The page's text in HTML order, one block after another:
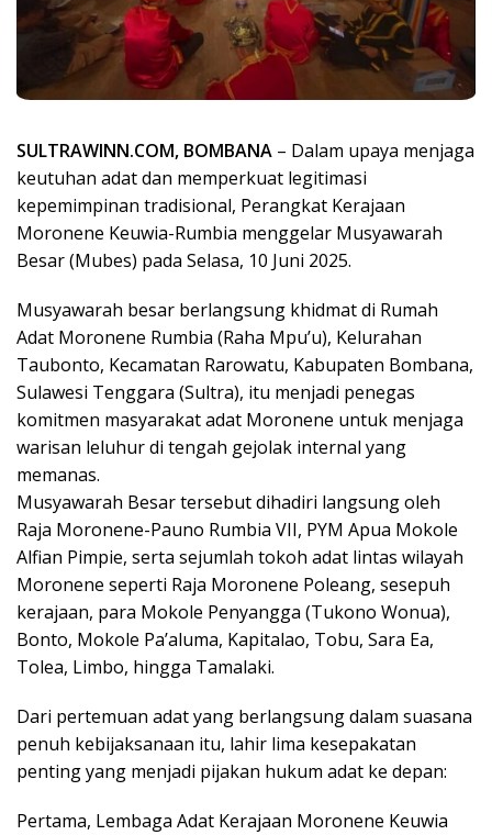
SULTRAWINN.COM, BOMBANA – Dalam upaya menjaga
keutuhan adat dan memperkuat legitimasi
kepemimpinan tradisional, Perangkat Kerajaan
Moronene Keuwia-Rumbia menggelar Musyawarah
Besar (Mubes) pada Selasa, 10 Juni 2025.
Musyawarah besar berlangsung khidmat di Rumah
Adat Moronene Rumbia (Raha Mpu’u), Kelurahan
Taubonto, Kecamatan Rarowatu, Kabupaten Bombana,
Sulawesi Tenggara (Sultra), itu menjadi penegas
komitmen masyarakat adat Moronene untuk menjaga
warisan leluhur di tengah gejolak internal yang
memanas.
Musyawarah Besar tersebut dihadiri langsung oleh
Raja Moronene-Pauno Rumbia VII, PYM Apua Mokole
Alfian Pimpie, serta sejumlah tokoh adat lintas wilayah
Moronene seperti Raja Moronene Poleang, sesepuh
kerajaan, para Mokole Penyangga (Tukono Wonua),
Bonto, Mokole Pa’aluma, Kapitalao, Tobu, Sara Ea,
Tolea, Limbo, hingga Tamalaki.
Dari pertemuan adat yang berlangsung dalam suasana
penuh kebijaksanaan itu, lahir lima kesepakatan
penting yang menjadi pijakan hukum adat ke depan:
Pertama, Lembaga Adat Kerajaan Moronene Keuwia